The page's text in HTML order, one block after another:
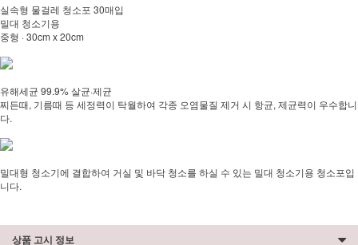
실속형 물걸레 청소포 30매입
밀대 청소기용
중형 · 30cm x 20cm
유해세균 99.9% 살균·제균
찌든때, 기름때 등 세정력이 탁월하여 각종 오염물질 제거 시 항균, 제균력이 우수합니
다.
밀대형 청소기에 결합하여 거실 및 바닥 청소를 하실 수 있는 밀대 청소기용 청소포입
니다.
상품 고시 정보